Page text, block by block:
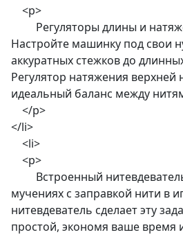
<p>
Регуляторы длины и
Настройте машинку под свои
аккуратных стежков до
Регулятор натяжения верхней
идеальный баланс между
</p>
</li>
<li>
<p>
Встроенный
мучениях с заправкой нити в
нитевдеватель сделает эту
простой, экономя ваше время